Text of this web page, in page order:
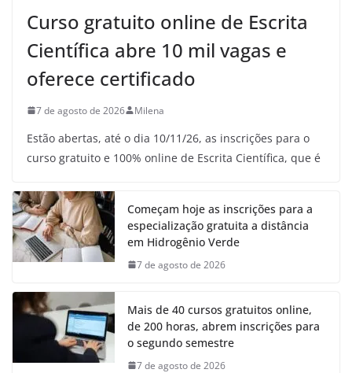
Curso gratuito online de Escrita
Científica abre 10 mil vagas e
oferece certificado
7 de agosto de 2026 Milena
Estão abertas, até o dia 10/11/26, as inscrições para o
curso gratuito e 100% online de Escrita Científica, que é
Começam hoje as inscrições para a
especialização gratuita a distância
em Hidrogênio Verde
7 de agosto de 2026
Mais de 40 cursos gratuitos online,
de 200 horas, abrem inscrições para
o segundo semestre
7 de agosto de 2026